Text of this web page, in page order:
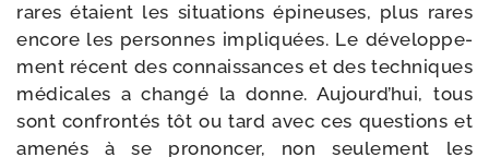
rares étaient les situa­tions épi­neuses, plus rares
encore les per­sonnes impli­quées. Le déve­lop­pe­
ment récent des connais­sances et des tech­niques
médi­cales a chan­gé la donne. Aujourd’hui, tous
sont confron­tés tôt ou tard avec ces ques­tions et
ame­nés à se pro­non­cer, non seule­ment les